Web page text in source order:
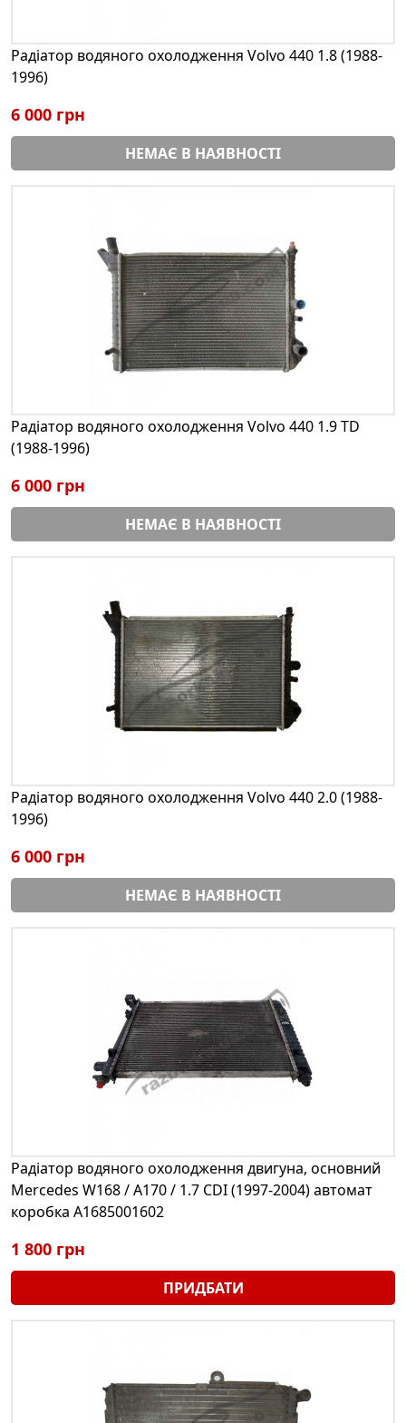
Радіатор водяного охолодження Volvo 440 1.8 (1988-
1996)
6 000 грн
НЕМАЄ В НАЯВНОСТІ
Радіатор водяного охолодження Volvo 440 1.9 TD
(1988-1996)
6 000 грн
НЕМАЄ В НАЯВНОСТІ
Радіатор водяного охолодження Volvo 440 2.0 (1988-
1996)
6 000 грн
НЕМАЄ В НАЯВНОСТІ
Радіатор водяного охолодження двигуна, основний
Mercedes W168 / A170 / 1.7 CDI (1997-2004) автомат
коробка A1685001602
1 800 грн
ПРИДБАТИ